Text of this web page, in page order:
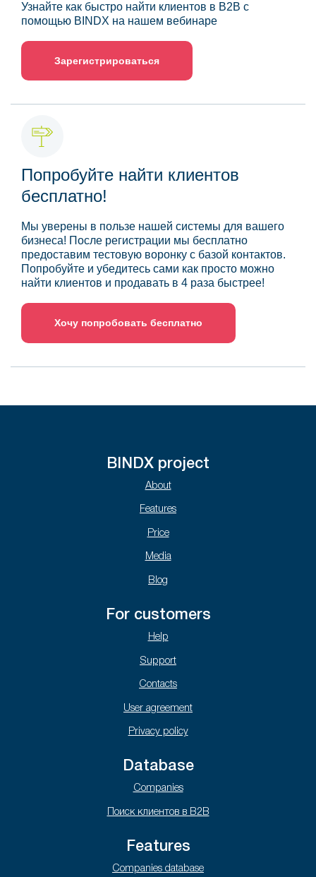
Узнайте как быстро найти клиентов в B2B с
помощью BINDX на нашем вебинаре
Зарегистрироваться
Попробуйте найти клиентов
бесплатно!
Мы уверены в пользе нашей системы для вашего
бизнеса! После регистрации мы бесплатно
предоставим тестовую воронку с базой контактов.
Попробуйте и убедитесь сами как просто можно
найти клиентов и продавать в 4 раза быстрее!
Хочу попробовать бесплатно
BINDX project
About
Features
Price
Media
Blog
For customers
Help
Support
Contacts
User agreement
Privacy policy
Database
Companies
Поиск клиентов в B2B
Features
Companies database